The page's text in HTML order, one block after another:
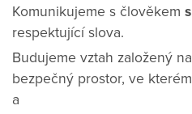
Komunikujeme s člověkem
respektující slova.
Budujeme vztah založený
bezpečný prostor, ve
a